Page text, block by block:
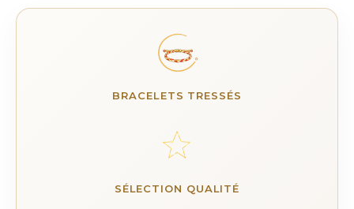
BRACELETS TRESSÉS
SÉLECTION QUALITÉ